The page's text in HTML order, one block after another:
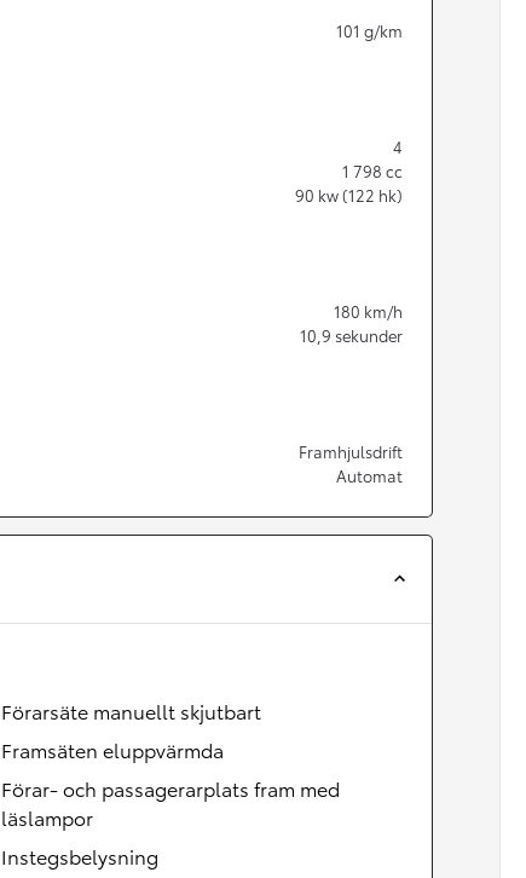
Från 350 900 kr
Från 3 450 kr/mån
Nya GR GT
101 g/km
4
1 798 cc
90 kw (122 hk)
180 km/h
10,9 sekunder
Framhjulsdrift
Automat
Förarsäte manuellt skjutbart
Framsäten eluppvärmda
Förar- och passagerarplats fram med
läslampor
Instegsbelysning